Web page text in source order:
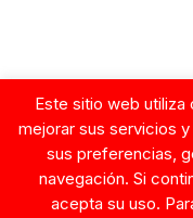
Google
Este sitio web
mejorar sus servicios
sus preferencias,
navegación. Si
acepta su uso.